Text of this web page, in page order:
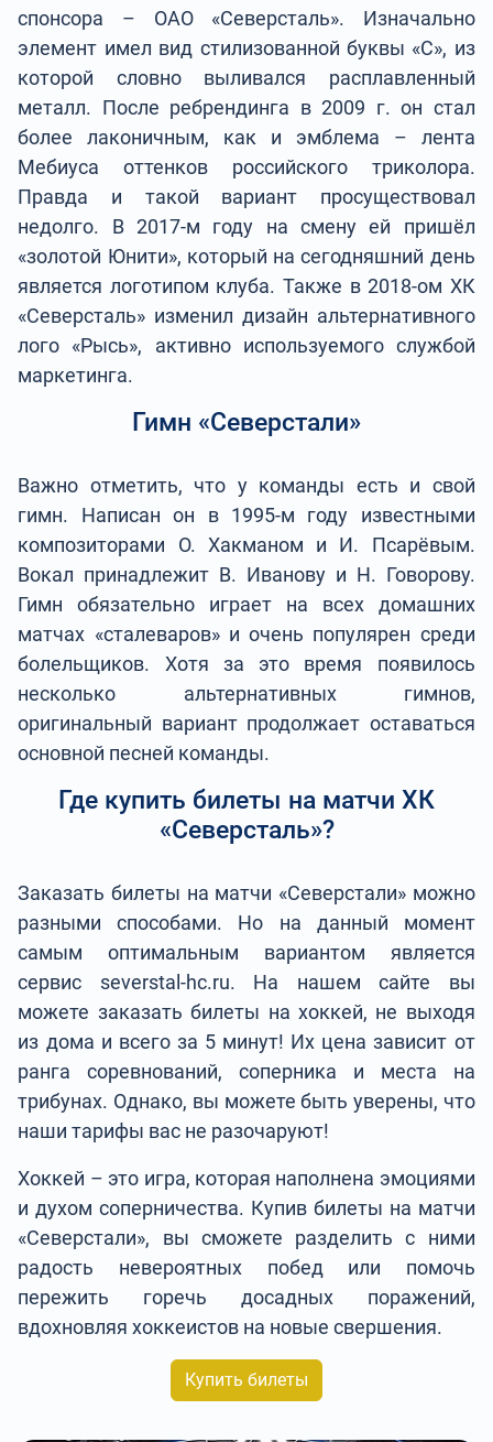
спонсора – ОАО «Северсталь». Изначально
элемент имел вид стилизованной буквы «С», из
которой словно выливался расплавленный
металл. После ребрендинга в 2009 г. он стал
более лаконичным, как и эмблема – лента
Мебиуса оттенков российского триколора.
Правда и такой вариант просуществовал
недолго. В 2017-м году на смену ей пришёл
«золотой Юнити», который на сегодняшний день
является логотипом клуба. Также в 2018-ом ХК
«Северсталь» изменил дизайн альтернативного
лого «Рысь», активно используемого службой
маркетинга.
Гимн «Северстали»
Важно отметить, что у команды есть и свой
гимн. Написан он в 1995-м году известными
композиторами О. Хакманом и И. Псарёвым.
Вокал принадлежит В. Иванову и Н. Говорову.
Гимн обязательно играет на всех домашних
матчах «сталеваров» и очень популярен среди
болельщиков. Хотя за это время появилось
несколько альтернативных гимнов,
оригинальный вариант продолжает оставаться
основной песней команды.
Где купить билеты на матчи ХК
«Северсталь»?
Заказать билеты на матчи «Северстали» можно
разными способами. Но на данный момент
самым оптимальным вариантом является
сервис severstal-hc.ru. На нашем сайте вы
можете заказать билеты на хоккей, не выходя
из дома и всего за 5 минут! Их цена зависит от
ранга соревнований, соперника и места на
трибунах. Однако, вы можете быть уверены, что
наши тарифы вас не разочаруют!
Хоккей – это игра, которая наполнена эмоциями
и духом соперничества. Купив билеты на матчи
«Северстали», вы сможете разделить с ними
радость невероятных побед или помочь
пережить горечь досадных поражений,
вдохновляя хоккеистов на новые свершения.
Купить билеты